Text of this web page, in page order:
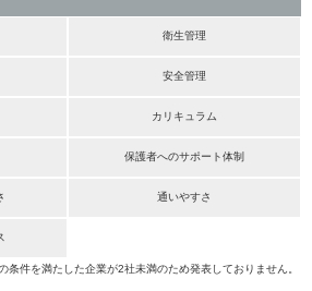
衛生管理
安全管理
カリキュラム
保護者へのサポート体制
通いやすさ
件を満たした企業が2社未満のため発表しておりません。